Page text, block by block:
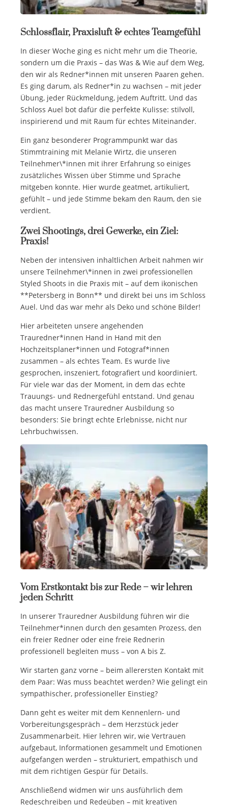
Schlossflair, Praxisluft & echtes Teamgefühl
In dieser Woche ging es nicht mehr um die Theorie,
sondern um die Praxis – das Was & Wie auf dem Weg,
den wir als Redner*innen mit unseren Paaren gehen.
Es ging darum, als Redner*in zu wachsen – mit jeder
Übung, jeder Rückmeldung, jedem Auftritt. Und das
Schloss Auel bot dafür die perfekte Kulisse: stilvoll,
inspirierend und mit Raum für echtes Miteinander.
Ein ganz besonderer Programmpunkt war das
Stimmtraining mit Melanie Wirtz, die unseren
Teilnehmer\*innen mit ihrer Erfahrung so einiges
zusätzliches Wissen über Stimme und Sprache
mitgeben konnte. Hier wurde geatmet, artikuliert,
gefühlt – und jede Stimme bekam den Raum, den sie
verdient.
Zwei Shootings, drei Gewerke, ein Ziel:
Praxis!
Neben der intensiven inhaltlichen Arbeit nahmen wir
unsere Teilnehmer\*innen in zwei professionellen
Styled Shoots in die Praxis mit – auf dem ikonischen
**Petersberg in Bonn** und direkt bei uns im Schloss
Auel. Und das war mehr als Deko und schöne Bilder!
Hier arbeiteten unsere angehenden
Trauredner*innen Hand in Hand mit den
Hochzeitsplaner*innen und Fotograf*innen
zusammen – als echtes Team. Es wurde live
gesprochen, inszeniert, fotografiert und koordiniert.
Für viele war das der Moment, in dem das echte
Trauungs- und Rednergefühl entstand. Und genau
das macht unsere Trauredner Ausbildung so
besonders: Sie bringt echte Erlebnisse, nicht nur
Lehrbuchwissen.
Vom Erstkontakt bis zur Rede – wir lehren
jeden Schritt
In unserer Trauredner Ausbildung führen wir die
Teilnehmer*innen durch den gesamten Prozess, den
ein freier Redner oder eine freie Rednerin
professionell begleiten muss – von A bis Z.
Wir starten ganz vorne – beim allerersten Kontakt mit
dem Paar: Was muss beachtet werden? Wie gelingt ein
sympathischer, professioneller Einstieg?
Dann geht es weiter mit dem Kennenlern- und
Vorbereitungsgespräch – dem Herzstück jeder
Zusammenarbeit. Hier lehren wir, wie Vertrauen
aufgebaut, Informationen gesammelt und Emotionen
aufgefangen werden – strukturiert, empathisch und
mit dem richtigen Gespür für Details.
Anschließend widmen wir uns ausführlich dem
Redeschreiben und Redeüben – mit kreativen